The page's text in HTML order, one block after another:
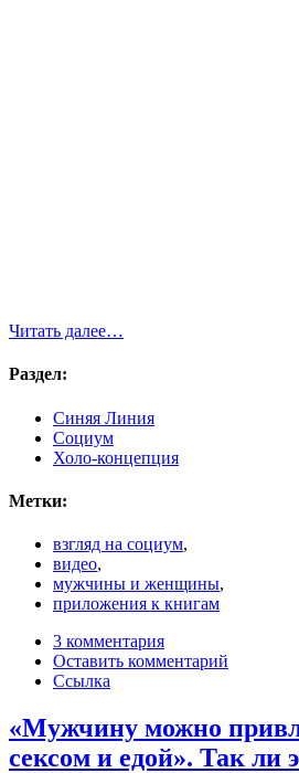
Читать далее…
Раздел:
Синяя Линия
Социум
Холо-концепция
Метки:
взгляд на социум,
видео,
мужчины и женщины,
приложения к книгам
3 комментария
Оставить комментарий
Ссылка
«Мужчину можно
сексом и едой». Так ли